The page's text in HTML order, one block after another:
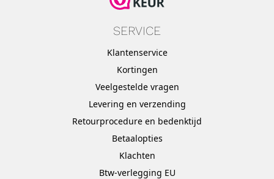
SERVICE
Klantenservice
Kortingen
Veelgestelde vragen
Levering en verzending
Retourprocedure en bedenktijd
Betaalopties
Klachten
Btw-verlegging EU